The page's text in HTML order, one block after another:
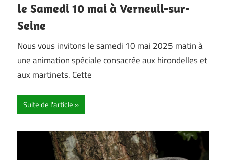
le Samedi 10 mai à Verneuil-sur-
Seine
Nous vous invitons le samedi 10 mai 2025 matin à
une animation spéciale consacrée aux hirondelles et
aux martinets. Cette
Suite de l'article